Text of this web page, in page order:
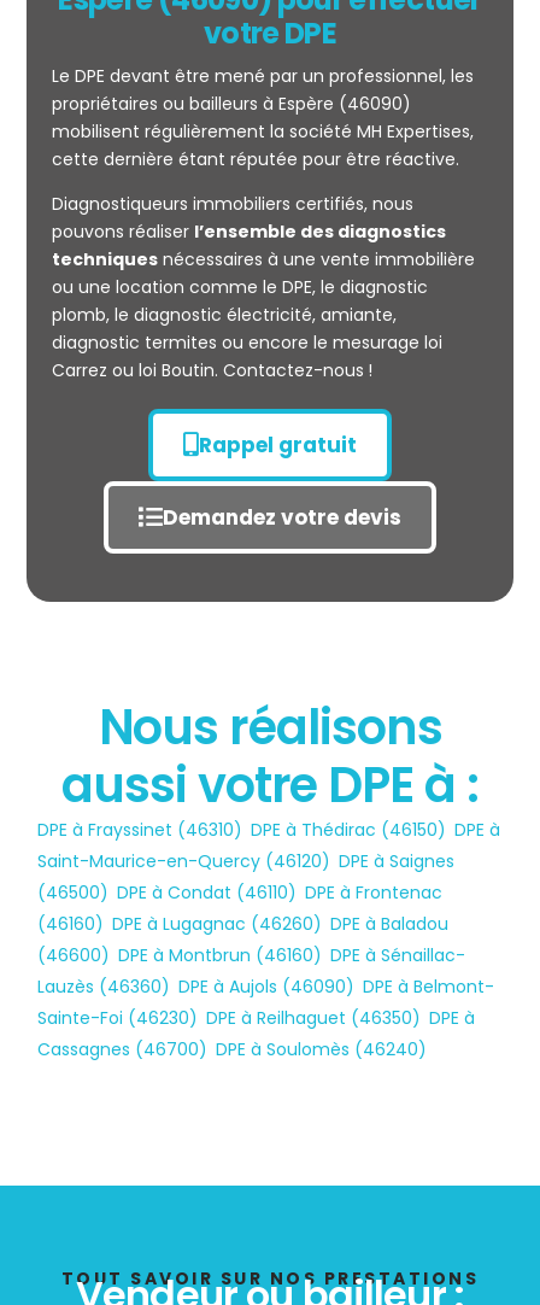
Mesurage
CARREZ
État des risques
POLLUTION
votre DPE
Le DPE devant être mené par un professionnel, les
propriétaires ou bailleurs à Espère (46090)
mobilisent régulièrement la société MH Expertises,
cette dernière étant réputée pour être réactive.
Diagnostiqueurs immobiliers certifiés, nous
pouvons réaliser l’ensemble des diagnostics
techniquesnécessaires à une vente immobilière
ou une location comme le DPE, le diagnostic
plomb, le diagnostic électricité, amiante,
diagnostic termites ou encore le mesurage loi
Carrez ou loi Boutin. Contactez-nous !
Rappel gratuit
Demandez votre devis
Nous réalisons
aussi votre DPE à :
DPE à Frayssinet (46310) ,DPE à Thédirac (46150) ,DPE à
Saint-Maurice-en-Quercy (46120) ,DPE à Saignes
(46500) ,DPE à Condat (46110) ,DPE à Frontenac
(46160) ,DPE à Lugagnac (46260) ,DPE à Baladou
(46600) ,DPE à Montbrun (46160) ,DPE à Sénaillac-
Lauzès (46360) ,DPE à Aujols (46090) ,DPE à Belmont-
Sainte-Foi (46230) ,DPE à Reilhaguet (46350) ,DPE à
Cassagnes (46700) ,DPE à Soulomès (46240)
TOUT SAVOIR SUR NOS PRESTATIONS